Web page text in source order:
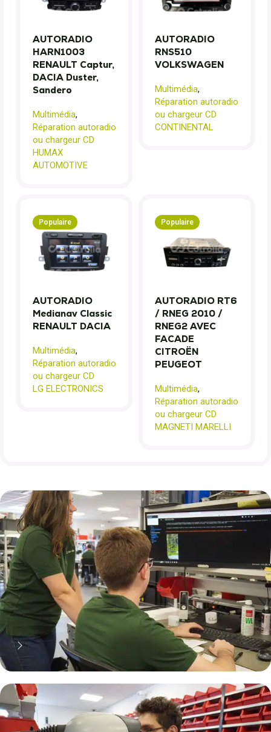
AUTORADIO
HARN1003
RENAULT Captur,
DACIA Duster,
Sandero
Multimédia,
Réparation autoradio
ou chargeur CD
HUMAX
AUTOMOTIVE
AUTORADIO
RNS510
VOLKSWAGEN
Multimédia,
Réparation autoradio
ou chargeur CD
CONTINENTAL
Populaire
AUTORADIO
Medianav Classic
RENAULT DACIA
Multimédia,
Réparation autoradio
ou chargeur CD
LG ELECTRONICS
Populaire
AUTORADIO RT6
/ RNEG 2010 /
RNEG2 AVEC
FACADE
CITROËN
PEUGEOT
Multimédia,
Réparation autoradio
ou chargeur CD
MAGNETI MARELLI
70% moins cher qu'une pièce
neuve... mais pas que !
Pourquoi réparer ?